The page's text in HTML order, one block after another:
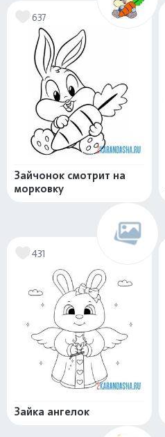
637
Зайчонок смотрит на
морковку
431
Зайка ангелок